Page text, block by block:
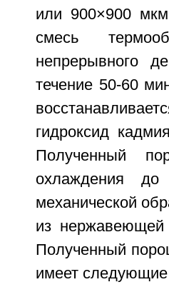
или 900×900
смесь
непрерывного
течение 50-60
гидроксид
Полученный
охлаждения до
механической
из
Полученный
имеет следующие